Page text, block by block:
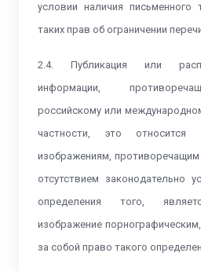
условии наличия письменного
таких прав об ограничении
2.4. Публикация или
информации,
российскому или
частности, это относится
изображениям, противоречащим
отсутствием законодательно
определения того,
изображение
за собой право такого